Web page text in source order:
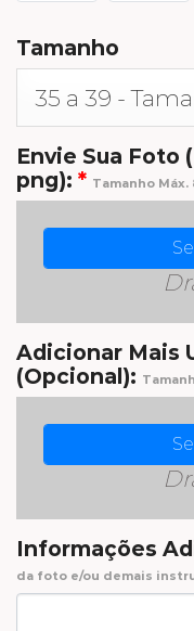
Tamanho
Envie Sua Foto
png): * Tamanho Máx.
Adicionar Mais
(Opcional):
Informações
da foto e/ou demais